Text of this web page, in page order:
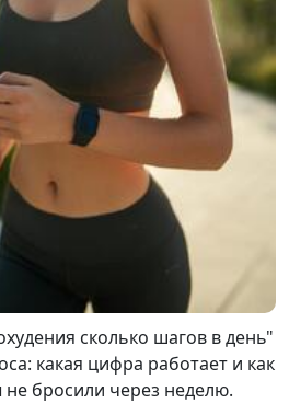
сколько шагов в день"
какая цифра работает и как
не бросили через неделю.